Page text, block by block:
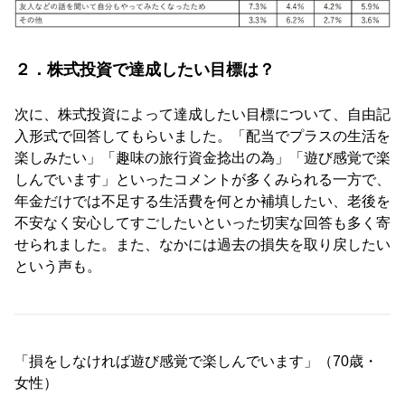
２．株式投資で達成したい目標は？
次に、株式投資によって達成したい目標について、自由記
入形式で回答してもらいました。「配当でプラスの生活を
楽しみたい」「趣味の旅行資金捻出の為」「遊び感覚で楽
しんでいます」といったコメントが多くみられる一方で、
年金だけでは不足する生活費を何とか補填したい、老後を
不安なく安心してすごしたいといった切実な回答も多く寄
せられました。また、なかには過去の損失を取り戻したい
という声も。
「損をしなければ遊び感覚で楽しんでいます」（70歳・
女性）